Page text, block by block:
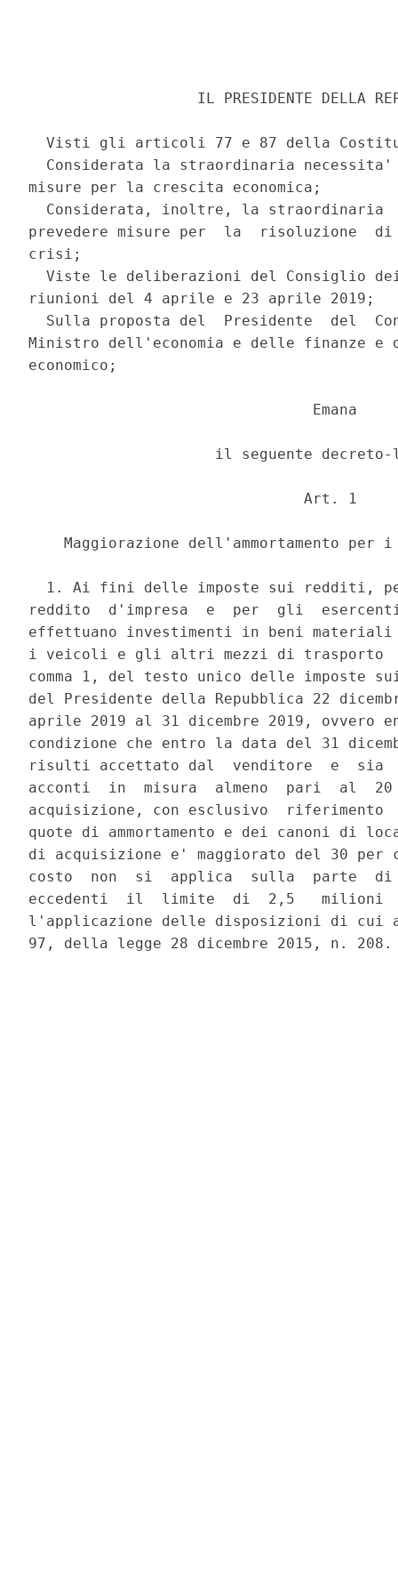
IL PRESIDENTE DELLA
Visti gli articoli 77 e 87 della
Considerata la straordinaria
misure per la crescita economica;
Considerata, inoltre, la straordinaria
prevedere misure per  la  risoluzione
crisi;
Viste le deliberazioni del Consiglio
riunioni del 4 aprile e 23 aprile 2019;
Sulla proposta del  Presidente  del
Ministro dell'economia e delle finanze
economico;
                                Emana
il seguente
                               Art. 1
Maggiorazione dell'ammortamento per
1. Ai fini delle imposte sui redditi,
reddito  d'impresa  e  per  gli
effettuano investimenti in beni
i veicoli e gli altri mezzi di
comma 1, del testo unico delle
del Presidente della Repubblica 22
aprile 2019 al 31 dicembre 2019,
condizione che entro la data del 31
risulti accettato dal  venditore  e  sia
acconti  in  misura  almeno  pari  al
acquisizione, con esclusivo  riferimento
quote di ammortamento e dei canoni di
di acquisizione e' maggiorato del 30 per
costo  non  si  applica  sulla  parte  di
eccedenti  il  limite  di  2,5   milioni
l'applicazione delle disposizioni di cui